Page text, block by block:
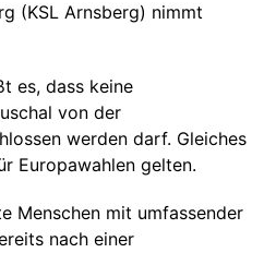
(KSL Arnsberg) nimmt
es, dass keine
von der
werden darf. Gleiches
Europawahlen gelten.
Menschen mit umfassender
nach einer